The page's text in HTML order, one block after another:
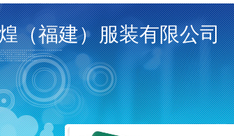
（福建）服装有限公司